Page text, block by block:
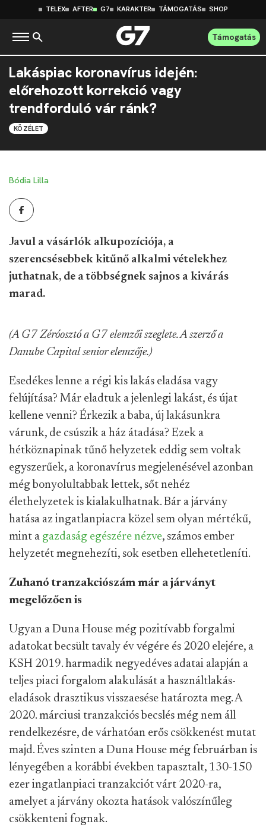
TELEX AFTER G7 KARAKTER TÁMOGATÁS SHOP
Támogatás
Lakáspiac koronavírus idején:
előrehozott korrekció vagy
trendforduló vár ránk?
KÖZÉLET
Bódia Lilla
Javul a vásárlók alkupozíciója, a
szerencsésebbek kitűnő alkalmi vételekhez
juthatnak, de a többségnek sajnos a kivárás
marad.
(A G7 Zéróosztó a G7 elemzői szeglete. A szerző a
Danube Capital senior elemzője.)
Esedékes lenne a régi kis lakás eladása vagy
felújítása? Már eladtuk a jelenlegi lakást, és újat
kellene venni? Érkezik a baba, új lakásunkra
várunk, de csúszik a ház átadása? Ezek a
hétköznapinak tűnő helyzetek eddig sem voltak
egyszerűek, a koronavírus megjelenésével azonban
még bonyolultabbak lettek, sőt nehéz
élethelyzetek is kialakulhatnak. Bár a járvány
hatása az ingatlanpiacra közel sem olyan mértékű,
mint a gazdaság egészére nézve, számos ember
helyzetét megnehezíti, sok esetben ellehetetleníti.
Zuhanó tranzakciószám már a járványt
megelőzően is
Ugyan a Duna House még pozitívabb forgalmi
adatokat becsült tavaly év végére és 2020 elejére, a
KSH 2019. harmadik negyedéves adatai alapján a
teljes piaci forgalom alakulását a használtlakás-
eladások drasztikus visszaesése határozta meg. A
2020. márciusi tranzakciós becslés még nem áll
rendelkezésre, de várhatóan erős csökkenést mutat
majd. Éves szinten a Duna House még februárban is
lényegében a korábbi években tapasztalt, 130-150
ezer ingatlanpiaci tranzakciót várt 2020-ra,
amelyet a járvány okozta hatások valószínűleg
csökkenteni fognak.